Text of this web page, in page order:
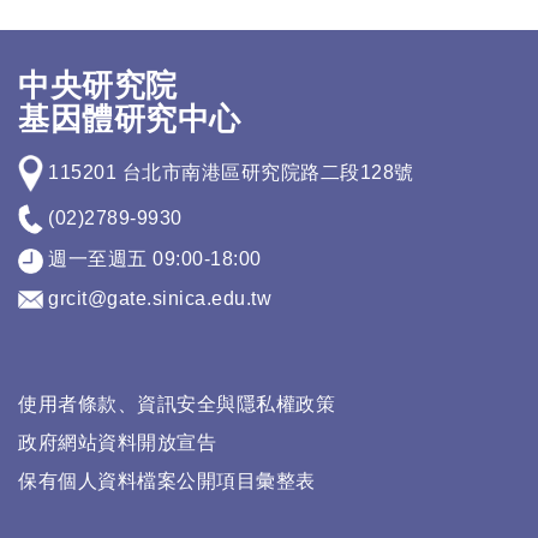
中央研究院
基因體研究中心
115201 台北市南港區研究院路二段128號
(02)2789-9930
週一至週五 09:00-18:00
grcit@gate.sinica.edu.tw
使用者條款、資訊安全與隱私權政策
政府網站資料開放宣告
保有個人資料檔案公開項目彙整表